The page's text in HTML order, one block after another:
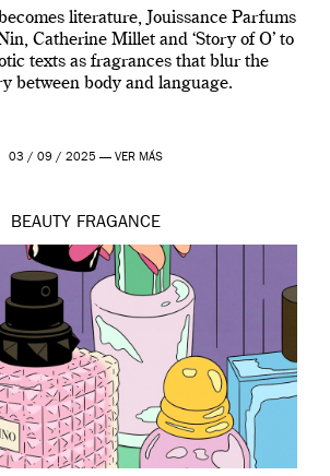
literature, Jouissance Parfums
Catherine Millet and ‘Story of O’ to
texts as fragrances that blur the
between body and language.
03 / 09 / 2025 — VER MÁS
BEAUTY FRAGANCE